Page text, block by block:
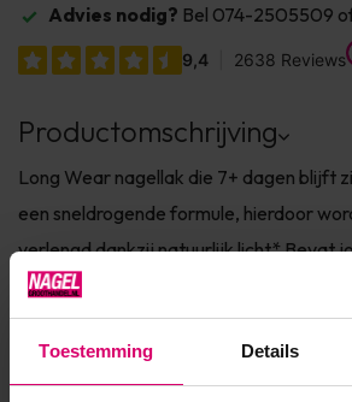
Toestemming Details
Advies nodig? Bel 074-2505509
Productomschrijving
Long Wear nagellak die 7+ dagen blijft
een sneldrogende formule, hierdoor
verlengd dankzij natuurlijk licht* Bevat
en vitamine E voor de verzorging van
& 7Free Verkrijgbaar in 150+
is een Long Wear nagellak die maar liefst